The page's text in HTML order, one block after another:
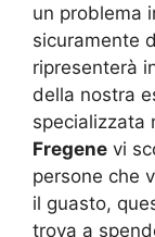
un problema
sicuramente
ripresenterà
della nostra
specializzata
Fregene vi
persone che
il guasto,
trova a